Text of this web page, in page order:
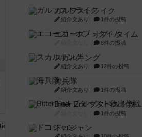
ガルフストライク
紹介文あり 1件の投稿
エコーズ・オブ・タイム
8件の投稿
スカルキング
紹介文あり 12件の投稿
海兵隊
紹介文あり 1件の投稿
Bitter End ブタペスト救出作戦
1件の投稿
ドコジャン